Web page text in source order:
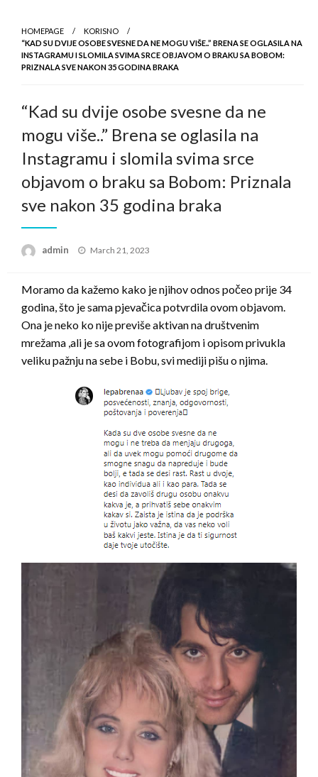
HOMEPAGE
KORISNO
“KAD SU DVIJE OSOBE SVESNE DA NE MOGU VIŠE..” BRENA SE OGLASILA NA
INSTAGRAMU I SLOMILA SVIMA SRCE OBJAVOM O BRAKU SA BOBOM:
PRIZNALA SVE NAKON 35 GODINA BRAKA
“Kad su dvije osobe svesne da ne
mogu više..” Brena se oglasila na
Instagramu i slomila svima srce
objavom o braku sa Bobom: Priznala
sve nakon 35 godina braka
admin
Posted
March 21, 2023
Moramo da kažemo kako je njihov odnos počeo prije 34
godina, što je sama pjevačica potvrdila ovom objavom.
Ona je neko ko nije previše aktivan na društvenim
mrežama ,ali je sa ovom fotografijom i opisom privukla
veliku pažnju na sebe i Bobu, svi mediji pišu o njima.